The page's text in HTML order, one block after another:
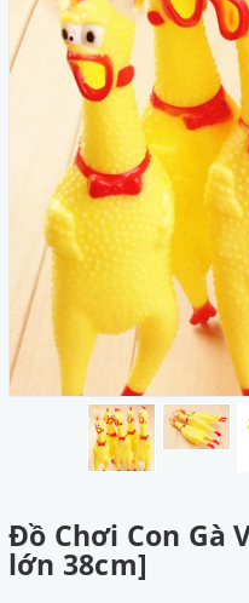
Đồ Chơi Con Gà
lớn 38cm]